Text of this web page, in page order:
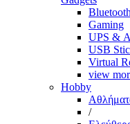
Bluetooth
Gaming
UPS &
USB
Virtual
view
Hobby
/